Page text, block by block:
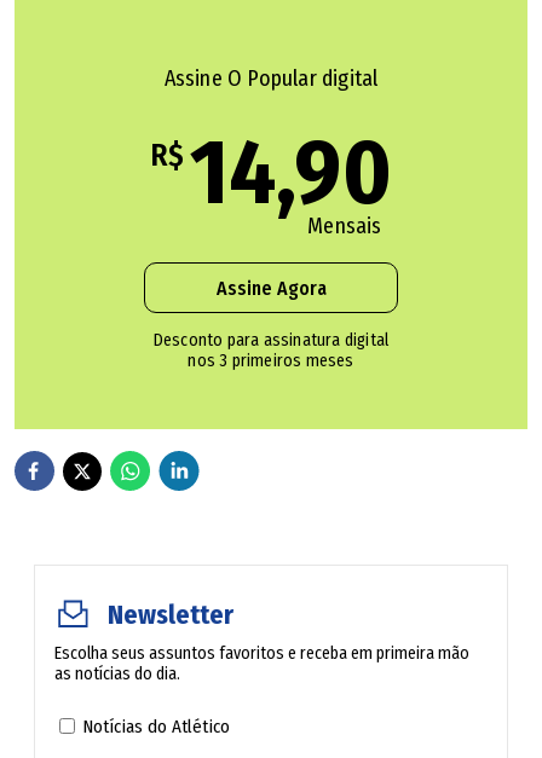
Até o momento, não há informações sobre o velório e o
investigações para apurar as circunstâncias da morte.
Assine O Popular digital
R$ 14,90
Mensais
Assine Agora
Desconto para assinatura digital
nos 3 primeiros meses
Newsletter
Escolha seus assuntos favoritos e receba em primeira mão
as notícias do dia.
Notícias do Atlético